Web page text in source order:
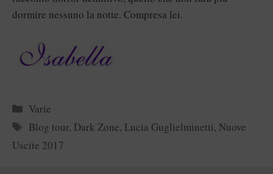
dormire nessuno la notte. Compresa lei.
Categorie
Varie
Tag
Blog tour, Dark Zone, Lucia Guglielminetti, Nuove
Uscite 2017